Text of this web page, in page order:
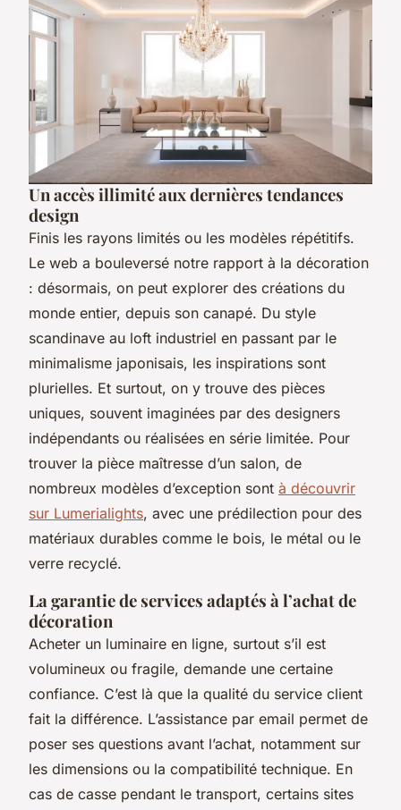
Un accès illimité aux dernières tendances
design
Finis les rayons limités ou les modèles répétitifs.
Le web a bouleversé notre rapport à la décoration
: désormais, on peut explorer des créations du
monde entier, depuis son canapé. Du style
scandinave au loft industriel en passant par le
minimalisme japonisais, les inspirations sont
plurielles. Et surtout, on y trouve des pièces
uniques, souvent imaginées par des designers
indépendants ou réalisées en série limitée. Pour
trouver la pièce maîtresse d’un salon, de
nombreux modèles d’exception sont à découvrir
sur Lumerialights, avec une prédilection pour des
matériaux durables comme le bois, le métal ou le
verre recyclé.
La garantie de services adaptés à l’achat de
décoration
Acheter un luminaire en ligne, surtout s’il est
volumineux ou fragile, demande une certaine
confiance. C’est là que la qualité du service client
fait la différence. L’assistance par email permet de
poser ses questions avant l’achat, notamment sur
les dimensions ou la compatibilité technique. En
cas de casse pendant le transport, certains sites